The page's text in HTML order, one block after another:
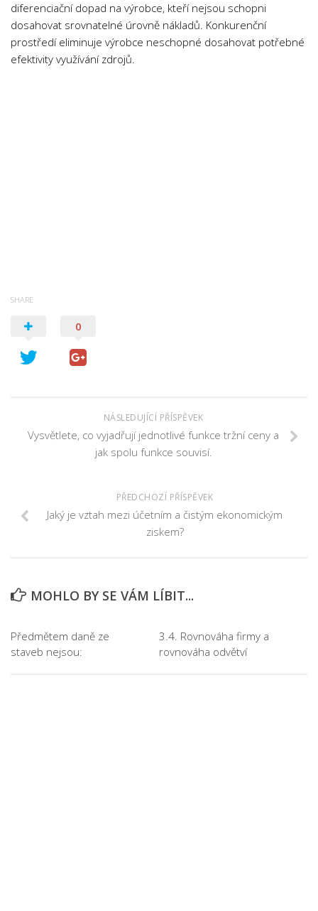
diferenciační dopad na výrobce, kteří nejsou schopni
dosahovat srovnatelné úrovně nákladů. Konkurenční
prostředí eliminuje výrobce neschopné dosahovat potřebné
efektivity využívání zdrojů.
SHARE
0
NÁSLEDUJÍCÍ PŘÍSPĚVEK
Vysvětlete, co vyjadřují jednotlivé funkce tržní ceny a
jak spolu funkce souvisí.
PŘEDCHOZÍ PŘÍSPĚVEK
Jaký je vztah mezi účetním a čistým ekonomickým
ziskem?
MOHLO BY SE VÁM LÍBIT...
Předmětem daně ze
staveb nejsou:
3.4. Rovnováha firmy a
rovnováha odvětví